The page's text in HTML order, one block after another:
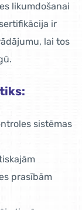
likumdošanai
ir
lai tos
sistēmas
prasībām